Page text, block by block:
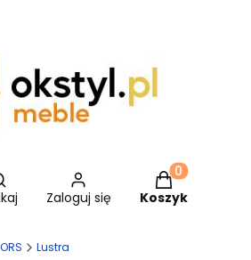
wyszukiwarkę
Zaloguj się
Produkty w
Koszyk
Lustra